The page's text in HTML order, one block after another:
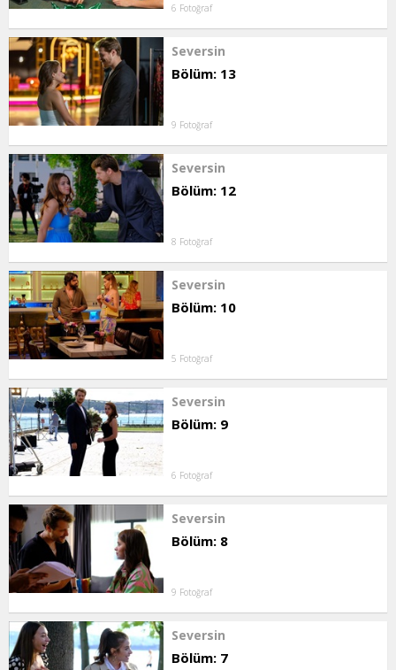
6 Fotoğraf
Seversin
Bölüm: 13
9 Fotoğraf
Seversin
Bölüm: 12
8 Fotoğraf
Seversin
Bölüm: 10
5 Fotoğraf
Seversin
Bölüm: 9
6 Fotoğraf
Seversin
Bölüm: 8
9 Fotoğraf
Seversin
Bölüm: 7